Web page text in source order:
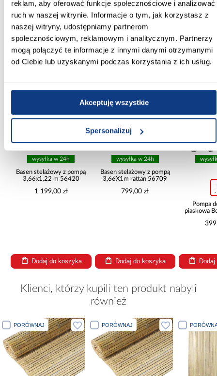
reklam, aby oferować funkcje społecznościowe i analizować
ruch w naszej witrynie. Informacje o tym, jak korzystasz z
naszej witryny, udostępniamy partnerom
społecznościowym, reklamowym i analitycznym. Partnerzy
mogą połączyć te informacje z innymi danymi otrzymanymi
od Ciebie lub uzyskanymi podczas korzystania z ich usług.
Akceptuję wszystkie
Spersonalizuj
osłony balkonowe
Inni Klienci sprawdzali również
wysyłka w 24h
Basen stelażowy z pompą
3,66x1,22 m 56420
1 199,00 zł
Dodaj do koszyka
wysyłka w 24h
Basen stelażowy z pompą
3,66X1m rattan 56709
799,00 zł
Dodaj do koszyka
Pompa
piaskowa
Klienci, którzy kupili ten produkt nabyli
również
PORÓWNAJ PORÓWNAJ